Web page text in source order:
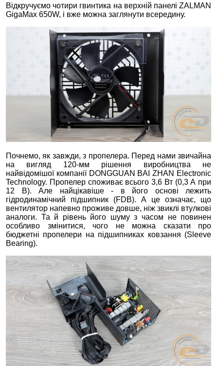
Відкручуємо чотири гвинтика на верхній панелі ZALMAN
GigaMax 650W, і вже можна заглянути всередину.
Почнемо, як завжди, з пропелера. Перед нами звичайна
на вигляд 120-мм рішення виробництва не
найвідомішої компанії DONGGUAN BAI ZHAN Electronic
Technology. Пропелер споживає всього 3,6 Вт (0,3 А при
12 В). Але найцікавіше - в його основі лежить
гідродинамічний підшипник (FDB). А це означає, що
вентилятор напевно проживе довше, ніж звиклі втулкові
аналоги. Та й рівень його шуму з часом не повинен
особливо змінитися, чого не можна сказати про
бюджетні пропелери на підшипниках ковзання (Sleeve
Bearing).